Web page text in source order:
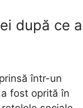
după ce
într-un
fost oprită în